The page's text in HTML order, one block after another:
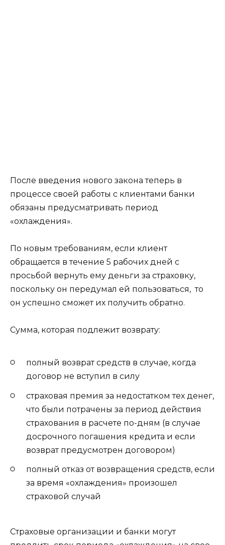
После введения нового закона теперь в
процессе своей работы с клиентами банки
обязаны предусматривать период
«охлаждения».
По новым требованиям, если клиент
обращается в течение 5 рабочих дней с
просьбой вернуть ему деньги за страховку,
поскольку он передумал ей пользоваться, то
он успешно сможет их получить обратно.
Сумма, которая подлежит возврату:
полный возврат средств в случае, когда
договор не вступил в силу
страховая премия за недостатком тех денег,
что были потрачены за период действия
страхования в расчете по-дням (в случае
досрочного погашения кредита и если
возврат предусмотрен договором)
полный отказ от возвращения средств, если
за время «охлаждения» произошел
страховой случай
Страховые организации и банки могут